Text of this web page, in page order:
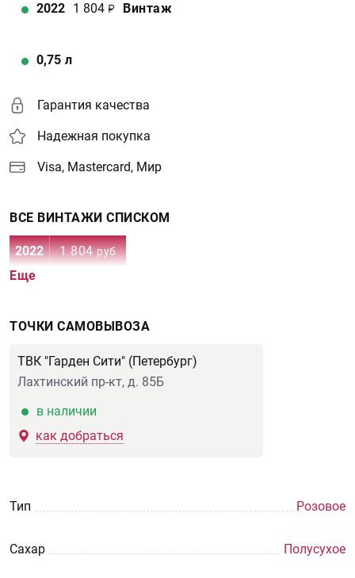
2022 1 804 Винтаж
0,75 л
Гарантия качества
Надежная покупка
Visa, Mastercard, Мир
ВСЕ ВИНТАЖИ СПИСКОМ
2022 1 804руб
Еще
ТОЧКИ САМОВЫВОЗА
ТВК "Гарден Сити" (Петербург)
Лахтинский пр-кт, д. 85Б
в наличии
как добраться
Тип Розовое
Сахар Полусухое